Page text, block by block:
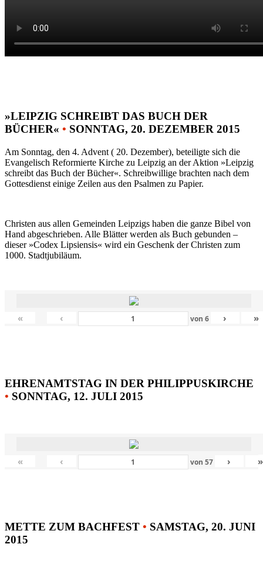
»LEIPZIG SCHREIBT DAS BUCH DER
BÜCHER« • SONNTAG, 20. DEZEMBER 2015
Am Sonntag, den 4. Advent ( 20. Dezember), beteiligte sich die
Evangelisch Reformierte Kirche zu Leipzig an der Aktion »Leipzig
schreibt das Buch der Bücher«. Schreibwillige brachten nach dem
Gottesdienst einige Zeilen aus den Psalmen zu Papier.
Christen aus allen Gemeinden Leipzigs haben die ganze Bibel von
Hand abgeschrieben. Alle Blätter werden als Buch gebunden –
dieser »Codex Lipsiensis« wird ein Geschenk der Christen zum
1000. Stadtjubiläum.
« ‹ von 6 › »
EHRENAMTSTAG IN DER PHILIPPUSKIRCHE
• SONNTAG, 12. JULI 2015
« ‹ von 57 › »
METTE ZUM BACHFEST • SAMSTAG, 20. JUNI
2015